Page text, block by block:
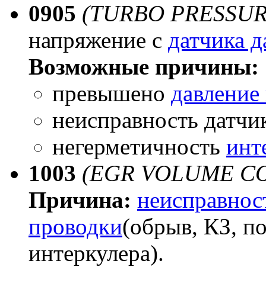
0905 (TURBO
напряжение с датчика
Возможные причины:
превышено
неисправность
негерметичность
1003 (EGR VOLUME
Причина:
проводки(обрыв, КЗ,
интеркулера).